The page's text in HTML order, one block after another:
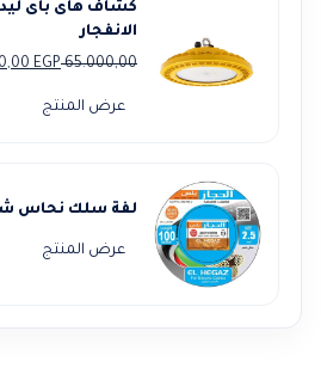
كشاف هاى باى
الانفجار
65.000,00
EGP
عرض المنتج
لفة سلك نحاس شعر
عرض المنتج